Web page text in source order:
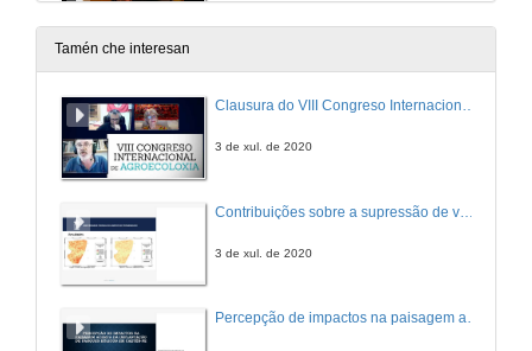
26 de xuño de 2014
Tamén che interesan
Clausura do VIII Congreso Internacional de Agroecoloxía
3 de xul. de 2020
3 de xul. de 2020
Percepção de impactos na paisagem acerca da implantação de parques eólicos em Caetés – Pernambuco no nordeste brasileiro